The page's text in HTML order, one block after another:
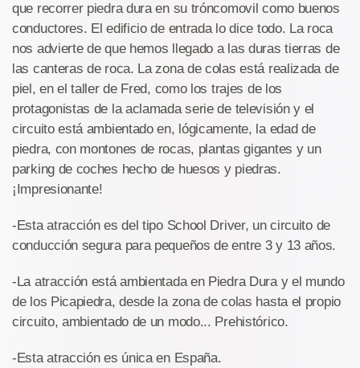
que recorrer piedra dura en su tróncomovil como buenos
conductores. El edificio de entrada lo dice todo. La roca
nos advierte de que hemos llegado a las duras tierras de
las canteras de roca. La zona de colas está realizada de
piel, en el taller de Fred, como los trajes de los
protagonistas de la aclamada serie de televisión y el
circuito está ambientado en, lógicamente, la edad de
piedra, con montones de rocas, plantas gigantes y un
parking de coches hecho de huesos y piedras.
¡Impresionante!
-Esta atracción es del tipo School Driver, un circuito de
conducción segura para pequeños de entre 3 y 13 años.
-La atracción está ambientada en Piedra Dura y el mundo
de los Picapiedra, desde la zona de colas hasta el propio
circuito, ambientado de un modo... Prehistórico.
-Esta atracción es única en España.